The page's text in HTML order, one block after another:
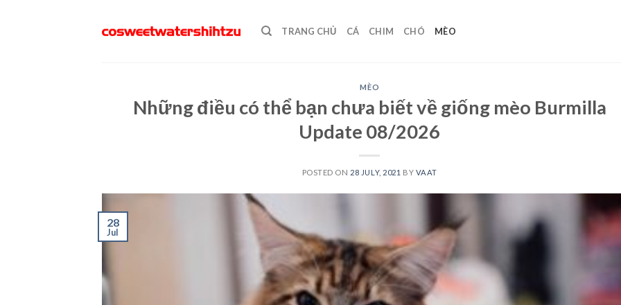
TRANG CHỦ CÁ CHIM CHÓ MÈO
MÈO
Những điều có thể bạn chưa biết về giống mèo Burmilla
Update 08/2026
POSTED ON 28 JULY, 2021 BY VAAT
28
Jul